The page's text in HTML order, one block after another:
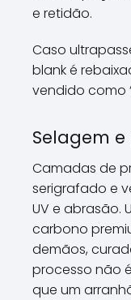
e retidão.
Caso
blank é
vendido como
Selagem
Camadas de
serigrafado e
UV e abrasão.
carbono
demãos,
processo não
que um